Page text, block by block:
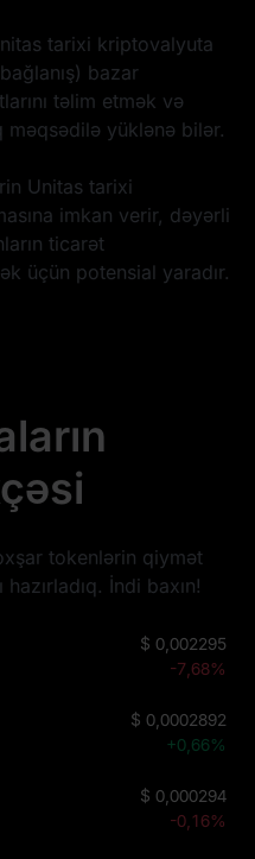
tarixi kriptovalyuta
bazar
təlim etmək və
məqsədilə yüklənə bilər.
Unitas tarixi
imkan verir, dəyərli
ticarət
üçün potensial yaradır.
tokenlərin qiymət
İndi baxın!
$ 0,002295
-7,68%
$ 0,0002892
+0,66%
$ 0,000294
-0,16%